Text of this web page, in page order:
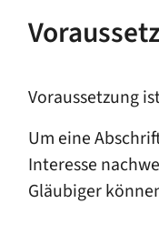
Voraussetzung
Um eine
Interesse
Gläubiger